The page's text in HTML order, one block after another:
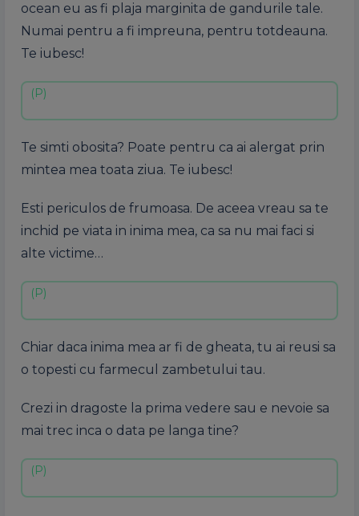
ocean eu as fi plaja marginita de gandurile tale.
Numai pentru a fi impreuna, pentru totdeauna.
Te iubesc!
Te simti obosita? Poate pentru ca ai alergat prin
mintea mea toata ziua. Te iubesc!
Esti periculos de frumoasa. De aceea vreau sa te
inchid pe viata in inima mea, ca sa nu mai faci si
alte victime…
Chiar daca inima mea ar fi de gheata, tu ai reusi sa
o topesti cu farmecul zambetului tau.
Crezi in dragoste la prima vedere sau e nevoie sa
mai trec inca o data pe langa tine?